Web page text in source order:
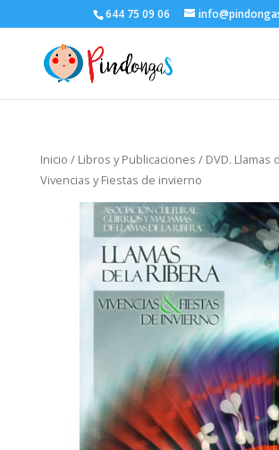
644 75 09 06
Inicio / Libros y Publicaciones / DVD. Llamas
Vivencias y Fiestas de invierno